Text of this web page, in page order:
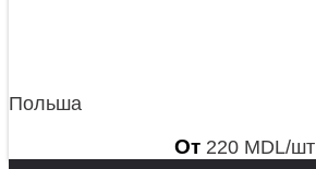
Польша
От 220 MDL/шт